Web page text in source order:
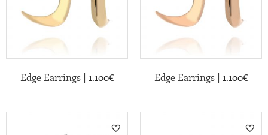
Edge Earrings | 1.100€ Edge Earrings | 1.100€